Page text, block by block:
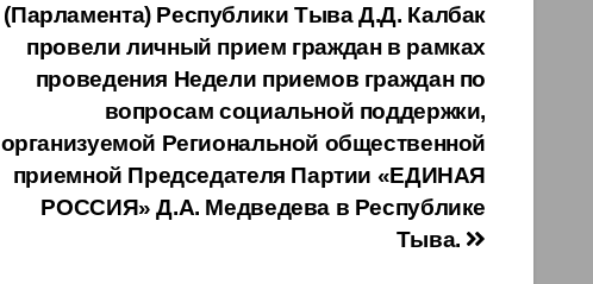
(Парламента) Республики Тыва Д.Д. Калбак
провели личный прием граждан в рамках
проведения Недели приемов граждан по
вопросам социальной поддержки,
организуемой Региональной общественной
приемной Председателя Партии «ЕДИНАЯ
РОССИЯ» Д.А. Медведева в Республике
Тыва.